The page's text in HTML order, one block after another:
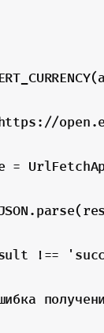
=
!==